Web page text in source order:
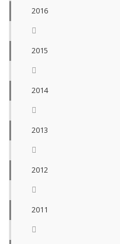
2016
2015
2014
2013
2012
2011